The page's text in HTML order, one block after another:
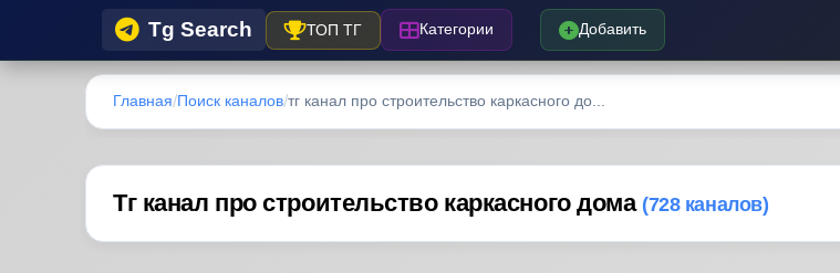
Tg Search ТОП ТГ Категории Добавить
Главная Поиск каналов тг канал про строительство каркасного до...
Тг канал про строительство каркасного дома (728 каналов)